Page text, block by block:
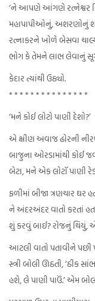
‘ને આપણે આંગણે રત્નેશ્વર
મહાપાપીઓનું, અશરણોનું
રત્નાકરને ખોળે બેસવા
ભોગ કે તેમને લાભ લેવાનું
કેદાર ત્યાંથી ઉઠ્યો.
* * * * * * * * * * * * * * *
‘મને કોઈ લોટો પાણી દેશો?’
એ ક્ષીણ અવાજ ઢોરની
બાજુના ઓરડામાંથી કોઈ
બેટા, મને એક લોટૉ પાણી
ફળીમાં બીજા ત્રણચાર ઘર
ને અંદરઅંદર વાતો કરતાં
શું કરવું બાઈ? રોજનું થિયું,
આટલી વાતો પતાવીને પછી
સ્ત્રી બોલી ઊઠતી, ‘ઠીક
હશે, લે પાણી પાઉં.’ એમ